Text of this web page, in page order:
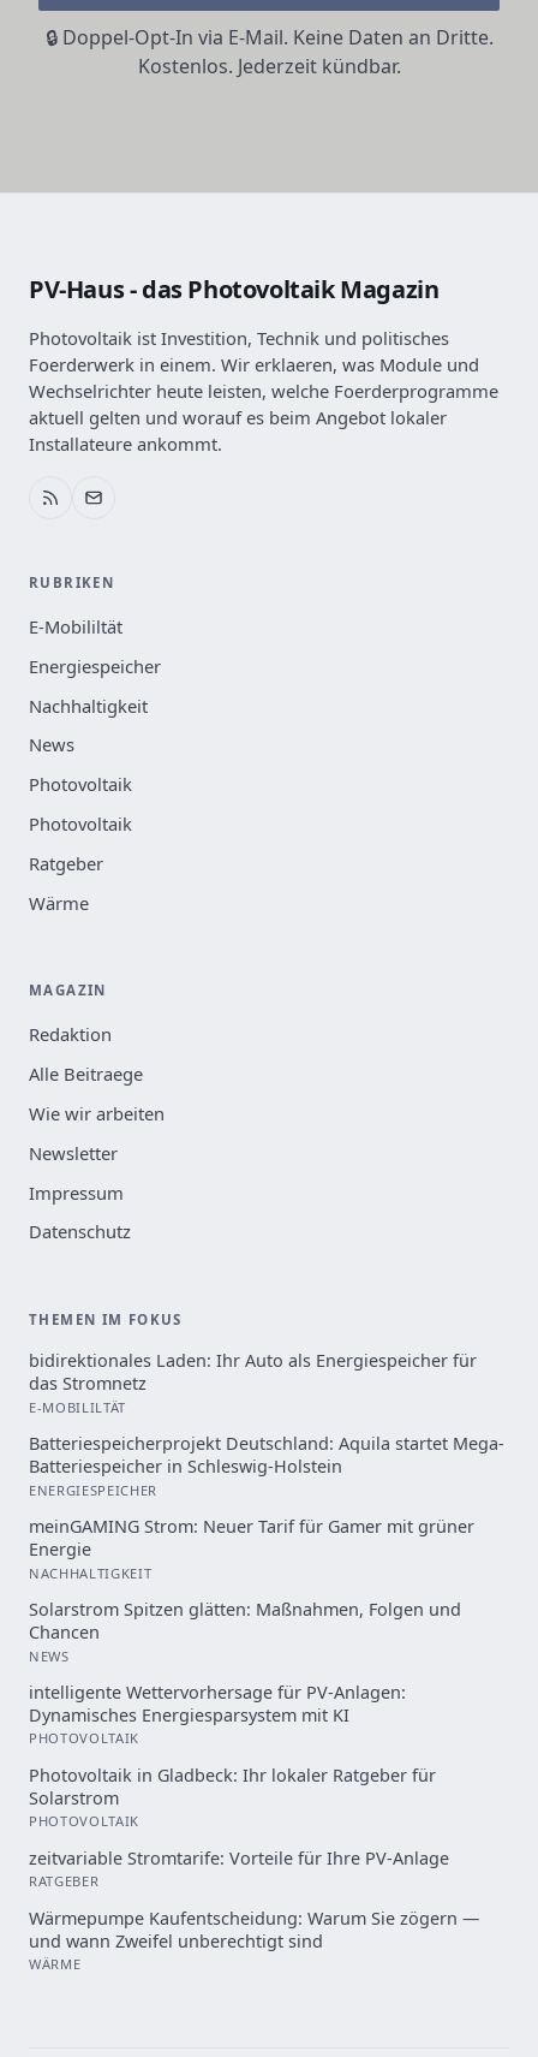
🔒 Doppel-Opt-In via E-Mail. Keine Daten an Dritte.
Kostenlos. Jederzeit kündbar.
PV-Haus - das Photovoltaik Magazin
Photovoltaik ist Investition, Technik und politisches
Foerderwerk in einem. Wir erklaeren, was Module und
Wechselrichter heute leisten, welche Foerderprogramme
aktuell gelten und worauf es beim Angebot lokaler
Installateure ankommt.
RUBRIKEN
E-Mobililtät
Energiespeicher
Nachhaltigkeit
News
Photovoltaik
Photovoltaik
Ratgeber
Wärme
MAGAZIN
Redaktion
Alle Beitraege
Wie wir arbeiten
Newsletter
Impressum
Datenschutz
THEMEN IM FOKUS
bidirektionales Laden: Ihr Auto als Energiespeicher für
das Stromnetz
E-MOBILILTÄT
Batteriespeicherprojekt Deutschland: Aquila startet Mega-
Batteriespeicher in Schleswig-Holstein
ENERGIESPEICHER
meinGAMING Strom: Neuer Tarif für Gamer mit grüner
Energie
NACHHALTIGKEIT
Solarstrom Spitzen glätten: Maßnahmen, Folgen und
Chancen
NEWS
intelligente Wettervorhersage für PV-Anlagen:
Dynamisches Energiesparsystem mit KI
PHOTOVOLTAIK
Photovoltaik in Gladbeck: Ihr lokaler Ratgeber für
Solarstrom
PHOTOVOLTAIK
zeitvariable Stromtarife: Vorteile für Ihre PV-Anlage
RATGEBER
Wärmepumpe Kaufentscheidung: Warum Sie zögern —
und wann Zweifel unberechtigt sind
WÄRME